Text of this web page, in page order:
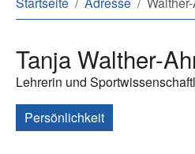
Tanja Walther-
Lehrerin und
Persönlichkeit